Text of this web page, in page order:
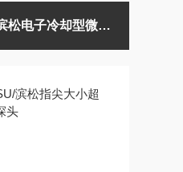
HAMAMATSU/滨松电子冷却型微型光谱仪